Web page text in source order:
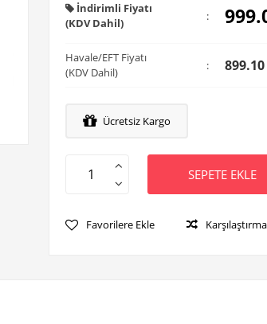
İndirimli Fiyatı
(KDV Dahil)
:
Havale/EFT Fiyatı
(KDV Dahil)
: 899.10
Ücretsiz Kargo
SEPETE EKLE
Favorilere Ekle